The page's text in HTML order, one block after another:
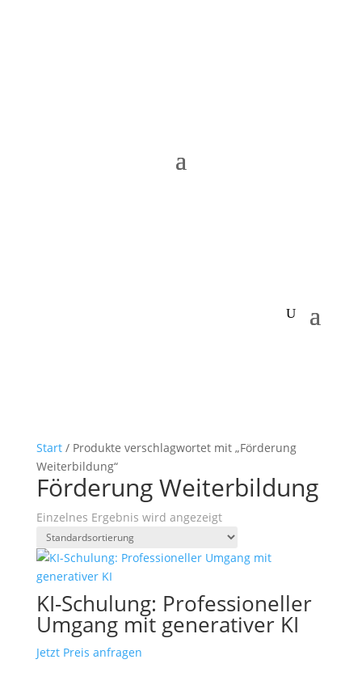
Start/ Produkte verschlagwortet mit „Förderung
Weiterbildung“
Förderung Weiterbildung
Einzelnes Ergebnis wird angezeigt
KI-Schulung: Professioneller
Umgang mit generativer KI
Jetzt Preis anfragen